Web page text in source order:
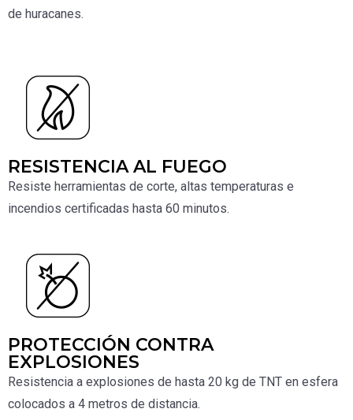
de huracanes.
RESISTENCIA AL FUEGO
Resiste herramientas de corte, altas temperaturas e
incendios certificadas hasta 60 minutos.
PROTECCIÓN CONTRA
EXPLOSIONES
Resistencia a explosiones de hasta 20 kg de TNT en esfera
colocados a 4 metros de distancia.